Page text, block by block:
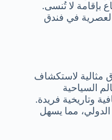
بإقامة لا تُنسى.
في فندق
مثالية لاستكشاف
السياحية
وتاريخية فريدة.
الدولي، مما يسهل